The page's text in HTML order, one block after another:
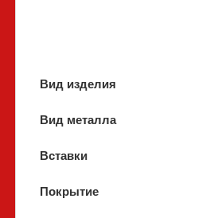
Вид изделия
Вид металла
Вставки
Покрытие